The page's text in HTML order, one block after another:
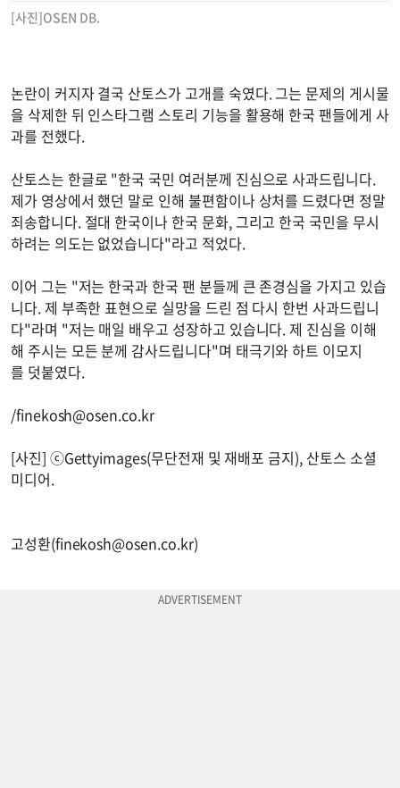
[사진]OSEN DB.
논란이 커지자 결국 산토스가 고개를 숙였다. 그는 문제의 게시물
을 삭제한 뒤 인스타그램 스토리 기능을 활용해 한국 팬들에게 사
과를 전했다.
산토스는 한글로 "한국 국민 여러분께 진심으로 사과드립니다.
제가 영상에서 했던 말로 인해 불편함이나 상처를 드렸다면 정말
죄송합니다. 절대 한국이나 한국 문화, 그리고 한국 국민을 무시
하려는 의도는 없었습니다"라고 적었다.
이어 그는 "저는 한국과 한국 팬 분들께 큰 존경심을 가지고 있습
니다. 제 부족한 표현으로 실망을 드린 점 다시 한번 사과드립니
다"라며 "저는 매일 배우고 성장하고 있습니다. 제 진심을 이해
해 주시는 모든 분께 감사드립니다"며 태극기와 하트 이모지
를 덧붙였다.
/finekosh@osen.co.kr
[사진] ⓒGettyimages(무단전재 및 재배포 금지), 산토스 소셜
미디어.
고성환(finekosh@osen.co.kr)